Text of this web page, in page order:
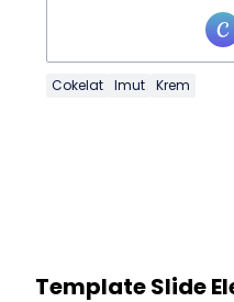
Cokelat Imut Krem
Template Slide